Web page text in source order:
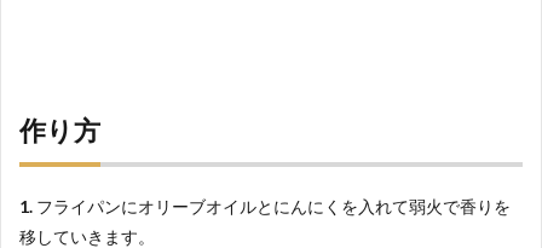
作り方
1. フライパンにオリーブオイルとにんにくを入れて弱火で香りを
移していきます。